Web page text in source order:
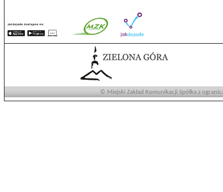
© Miejski Zakład Komunikacji Spółka z